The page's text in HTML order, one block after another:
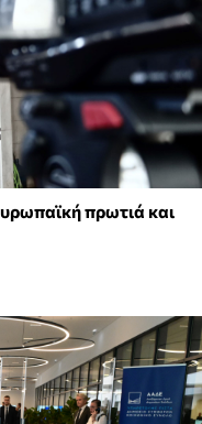
πρωτιά και